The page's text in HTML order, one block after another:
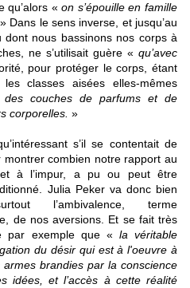
qu’alors «on s’épouille en famille
» Dans le sens inverse, et jusqu’au
dont nous bassinons nos corps à
ne s’utilisait guère « qu’avec
pour protéger le corps, étant
classes aisées elles-mêmes
des couches de parfums et de
corporelles. »
s’il se contentait de
montrer combien notre rapport au
à l’impur, a pu ou peut être
Julia Peker va donc bien
l’ambivalence, terme
de nos aversions. Et se fait très
par exemple que « la véritable
du désir qui est à l'oeuvre à
brandies par la conscience
idées, et l’accès à cette réalité